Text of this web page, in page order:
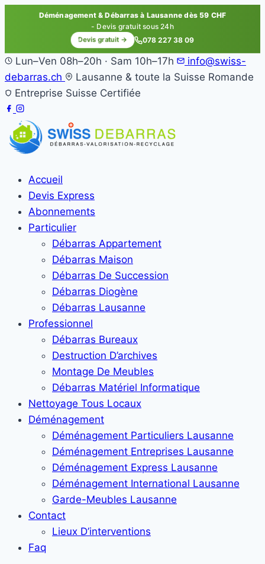
Déménagement & Débarras à Lausanne dès 59 CHF
- Devis gratuit sous 24h
Devis gratuit → 078 227 38 09
Lun–Ven 08h–20h · Sam 10h–17h
info@swiss-
debarras.ch
Lausanne & toute la Suisse Romande
Entreprise Suisse Certifiée
Accueil
Devis Express
Abonnements
Particulier
Débarras Appartement
Débarras Maison
Débarras De Succession
Débarras Diogène
Débarras Lausanne
Professionnel
Débarras Bureaux
Destruction D’archives
Montage De Meubles
Débarras Matériel Informatique
Nettoyage Tous Locaux
Déménagement
Déménagement Particuliers Lausanne
Déménagement Entreprises Lausanne
Déménagement Express Lausanne
Déménagement International Lausanne
Garde-Meubles Lausanne
Contact
Lieux D’interventions
Faq